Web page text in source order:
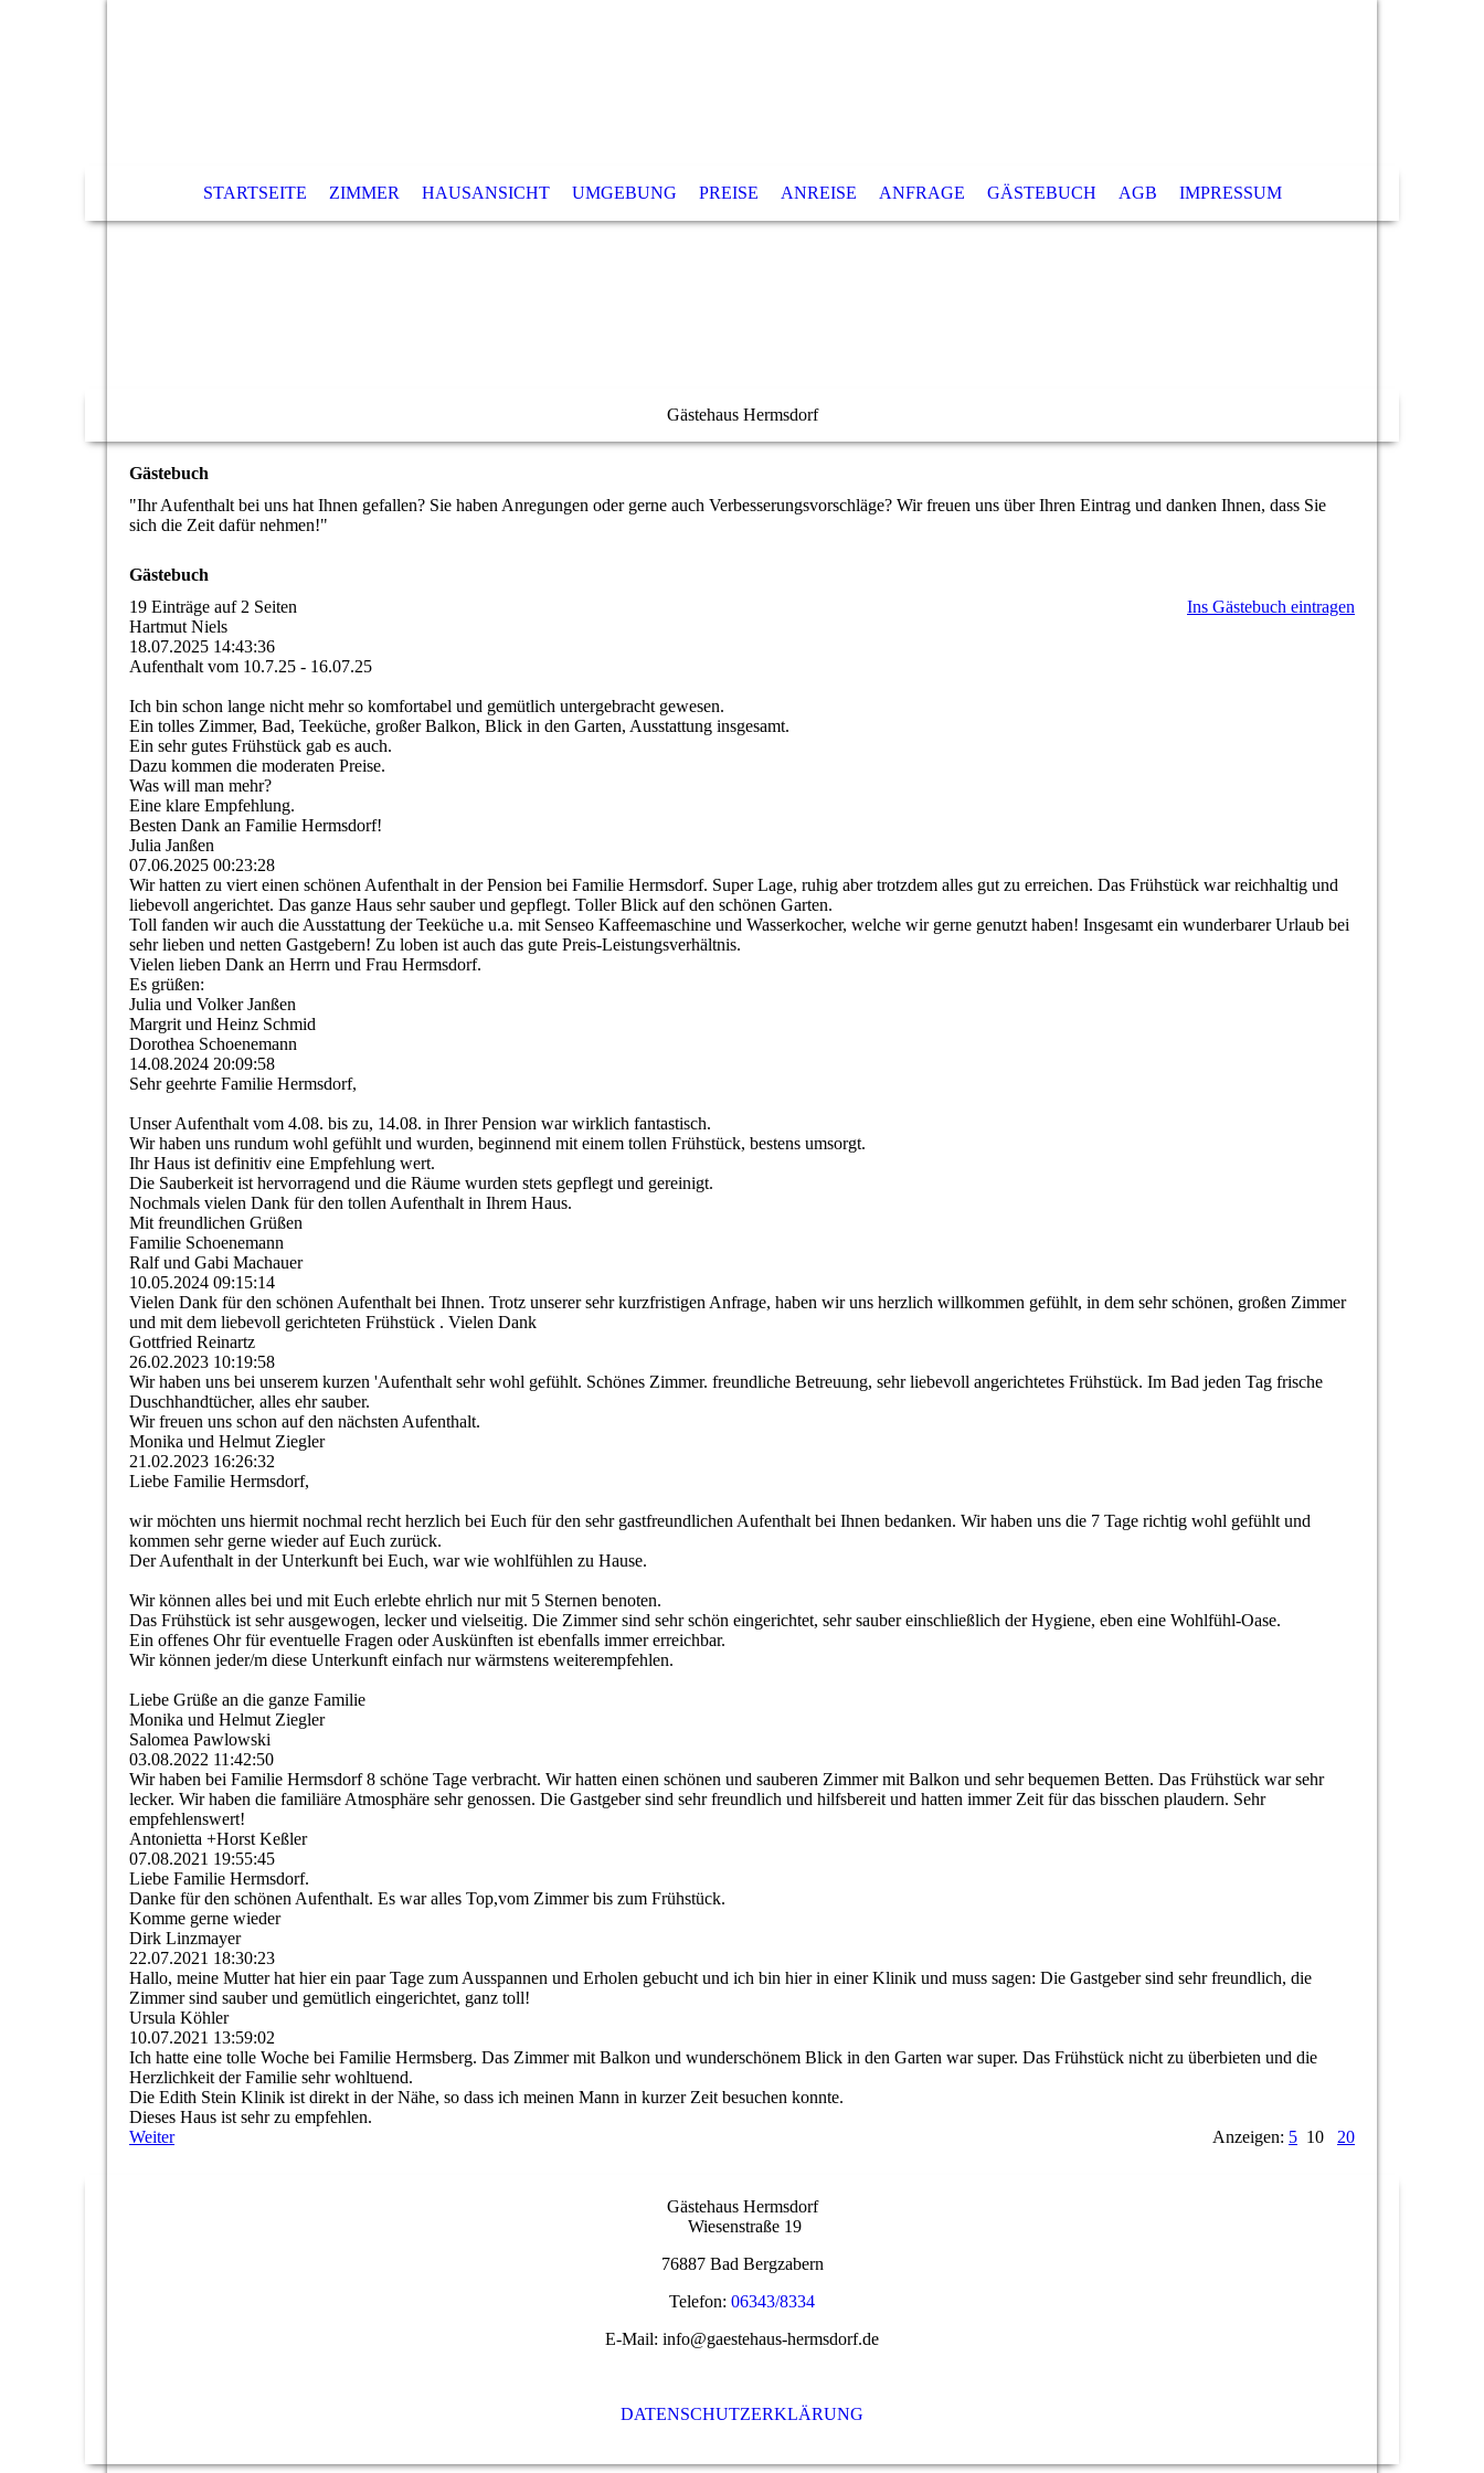
STARTSEITE ZIMMER HAUSANSICHT UMGEBUNG PREISE ANREISE ANFRAGE GÄSTEBUCH AGB IMPRESSUM
Gästehaus Hermsdorf
Gästebuch
"Ihr Aufenthalt bei uns hat Ihnen gefallen? Sie haben Anregungen oder gerne auch Verbesserungsvorschläge? Wir freuen uns über Ihren Eintrag und danken Ihnen, dass Sie
sich die Zeit dafür nehmen!"
Gästebuch
19 Einträge auf 2 Seiten
Ins Gästebuch eintragen
Hartmut Niels
18.07.2025 14:43:36
Aufenthalt vom 10.7.25 - 16.07.25
Ich bin schon lange nicht mehr so komfortabel und gemütlich untergebracht gewesen.
Ein tolles Zimmer, Bad, Teeküche, großer Balkon, Blick in den Garten, Ausstattung insgesamt.
Ein sehr gutes Frühstück gab es auch.
Dazu kommen die moderaten Preise.
Was will man mehr?
Eine klare Empfehlung.
Besten Dank an Familie Hermsdorf!
Julia Janßen
07.06.2025 00:23:28
Wir hatten zu viert einen schönen Aufenthalt in der Pension bei Familie Hermsdorf. Super Lage, ruhig aber trotzdem alles gut zu erreichen. Das Frühstück war reichhaltig und
liebevoll angerichtet. Das ganze Haus sehr sauber und gepflegt. Toller Blick auf den schönen Garten.
Toll fanden wir auch die Ausstattung der Teeküche u.a. mit Senseo Kaffeemaschine und Wasserkocher, welche wir gerne genutzt haben! Insgesamt ein wunderbarer Urlaub bei
sehr lieben und netten Gastgebern! Zu loben ist auch das gute Preis-­Leistungsverhä­ltnis.­
Vielen lieben Dank an Herrn und Frau Hermsdorf.
Es grüßen:
Julia und Volker Janßen
Margrit und Heinz Schmid
Dorothea Schoenemann
14.08.2024 20:09:58
Sehr geehrte Familie Hermsdorf,
Unser Aufenthalt vom 4.08. bis zu, 14.08. in Ihrer Pension war wirklich fantastisch.
Wir haben uns rundum wohl gefühlt und wurden, beginnend mit einem tollen Frühstück, bestens umsorgt.
Ihr Haus ist definitiv eine Empfehlung wert.
Die Sauberkeit ist hervorragend und die Räume wurden stets gepflegt und gereinigt.
Nochmals vielen Dank für den tollen Aufenthalt in Ihrem Haus.
Mit freundlichen Grüßen
Familie Schoenemann
Ralf und Gabi Machauer
10.05.2024 09:15:14
Vielen Dank für den schönen Aufenthalt bei Ihnen. Trotz unserer sehr kurzfristigen Anfrage, haben wir uns herzlich willkommen gefühlt, in dem sehr schönen, großen Zimmer
und mit dem liebevoll gerichteten Frühstück . Vielen Dank
Gottfried Reinartz
26.02.2023 10:19:58
Wir haben uns bei unserem kurzen 'Aufenthalt sehr wohl gefühlt. Schönes Zimmer. freundliche Betreuung, sehr liebevoll angerichtetes Frühstück. Im Bad jeden Tag frische
Duschhandtücher, alles ehr sauber.
Wir freuen uns schon auf den nächsten Aufenthalt.
Monika und Helmut Ziegler
21.02.2023 16:26:32
Liebe Familie Hermsdorf,
wir möchten uns hiermit nochmal recht herzlich bei Euch für den sehr gastfreundlichen Aufenthalt bei Ihnen bedanken. Wir haben uns die 7 Tage richtig wohl gefühlt und
kommen sehr gerne wieder auf Euch zurück.
Der Aufenthalt in der Unterkunft bei Euch, war wie wohlfühlen zu Hause.
Wir können alles bei und mit Euch erlebte ehrlich nur mit 5 Sternen benoten.
Das Frühstück ist sehr ausgewogen, lecker und vielseitig. Die Zimmer sind sehr schön eingerichtet, sehr sauber einschließlich der Hygiene, eben eine Wohlfühl-Oase.
Ein offenes Ohr für eventuelle Fragen oder Auskünften ist ebenfalls immer erreichbar.
Wir können jeder/m diese Unterkunft einfach nur wärmstens weiterempfehlen.
Liebe Grüße an die ganze Familie
Monika und Helmut Ziegler
Salomea Pawlowski
03.08.2022 11:42:50
Wir haben bei Familie Hermsdorf 8 schöne Tage verbracht. Wir hatten einen schönen und sauberen Zimmer mit Balkon und sehr bequemen Betten. Das Frühstück war sehr
lecker. Wir haben die familiäre Atmosphäre sehr genossen. Die Gastgeber sind sehr freundlich und hilfsbereit und hatten immer Zeit für das bisschen plaudern. Sehr
empfehlenswert!
Antonietta +Horst Keßler
07.08.2021 19:55:45
Liebe Familie Hermsdorf.
Danke für den schönen Aufenthalt. Es war alles Top,vom Zimmer bis zum Frühstück.
Komme gerne wieder
Dirk Linzmayer
22.07.2021 18:30:23
Hallo, meine Mutter hat hier ein paar Tage zum Ausspannen und Erholen gebucht und ich bin hier in einer Klinik und muss sagen: Die Gastgeber sind sehr freundlich, die
Zimmer sind sauber und gemütlich eingerichtet, ganz toll!
Ursula Köhler
10.07.2021 13:59:02
Ich hatte eine tolle Woche bei Familie Hermsberg. Das Zimmer mit Balkon und wunderschönem Blick in den Garten war super. Das Frühstück nicht zu überbieten und die
Herzlichkeit der Familie sehr wohltuend.
Die Edith Stein Klinik ist direkt in der Nähe, so dass ich meinen Mann in kurzer Zeit besuchen konnte.
Dieses Haus ist sehr zu empfehlen.
Weiter
Anzeigen: 5 10 20
Gästehaus Hermsdorf
Wiesenstraße 19
76887 Bad Bergzabern
Telefon: 06343/8334
E-Mail: info@gaestehaus-hermsdorf.de
DATENSCHUTZERKLÄRUNG